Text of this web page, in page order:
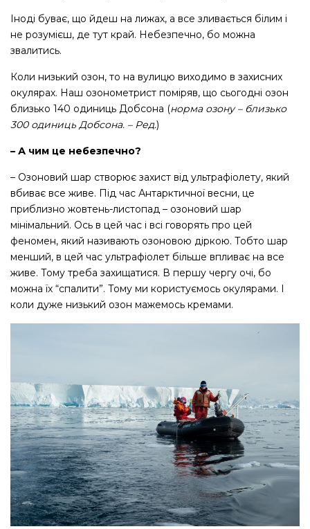
Іноді буває, що йдеш на лижах, а все зливається білим і
не розумієш, де тут край. Небезпечно, бо можна
звалитись.
Коли низький озон, то на вулицю виходимо в захисних
окулярах. Наш озонометрист поміряв, що сьогодні озон
близько 140 одиниць Добсона (норма озону – близько
300 одиниць Добсона. – Ред.)
– А чим це небезпечно?
– Озоновий шар створює захист від ультрафіолету, який
вбиває все живе. Під час Антарктичної весни, це
приблизно жовтень-листопад – озоновий шар
мінімальний. Ось в цей час і всі говорять про цей
феномен, який називають озоновою діркою. Тобто шар
менший, в цей час ультрафіолет більше впливає на все
живе. Тому треба захищатися. В першу чергу очі, бо
можна їх “спалити”. Тому ми користуємось окулярами. І
коли дуже низький озон мажемось кремами.